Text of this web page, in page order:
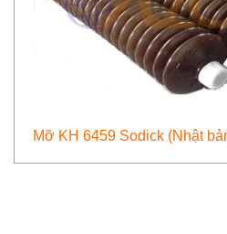
Mỡ KH 6459 Sodick (Nhật